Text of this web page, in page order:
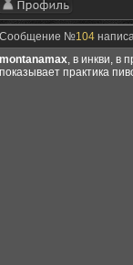
Сообщение №104
montanamax, в инкви, в
показывает практика